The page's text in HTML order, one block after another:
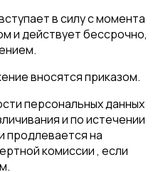
в силу с момента
и действует бессрочно,
вносятся приказом.
персональных данных
и по истечении
продлевается на
комиссии , если